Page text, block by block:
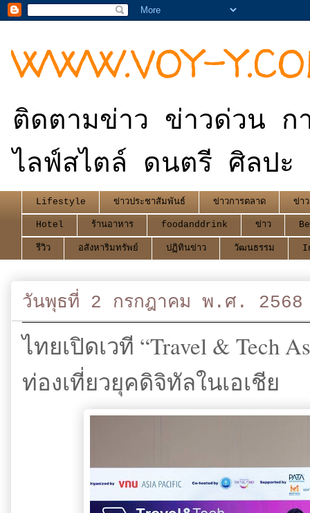
WWW.VOY-
ติดตามข่าว ข่าวด่วน ก
ไลฟ์สไตล์ ดนตรี ศิลปะ
Lifestyle ข่าวประชาสัมพันธ์ ข่าวการตลาด ข่า
Hotel ร้านอาหาร foodanddrink ข่าว
รีวิว อสังหาริมทรัพย์ ปฏิทินข่าว วัฒนธรรม
วันพุธที่ 2 กรกฎาคม พ.ศ. 2568
ไทยเปิดเวที “Travel & Tech
ท่องเที่ยวยุคดิจิทัลในเอเชีย